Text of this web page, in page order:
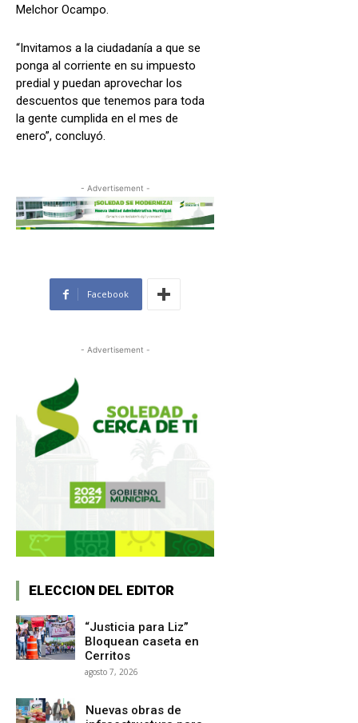
Melchor Ocampo.
“Invitamos a la ciudadanía a que se
ponga al corriente en su impuesto
predial y puedan aprovechar los
descuentos que tenemos para toda
la gente cumplida en el mes de
enero”, concluyó.
- Advertisement -
Facebook
- Advertisement -
ELECCION DEL EDITOR
“Justicia para Liz”
Bloquean caseta en
Cerritos
agosto 7, 2026
Nuevas obras de